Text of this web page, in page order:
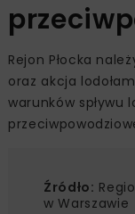
Rejon Płocka
oraz akcja
warunków spływu
Źródło:
w Warszawie